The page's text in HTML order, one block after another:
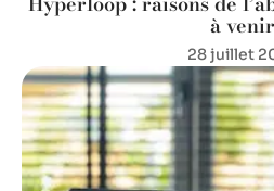
à venir
28 juillet